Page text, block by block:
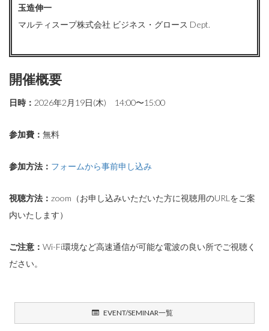
玉造伸一
マルティスープ株式会社 ビジネス・グロース Dept.
開催概要
日時： 2026年2月19日(木) 14:00〜15:00
参加費： 無料
参加方法： フォームから事前申し込み
視聴方法： zoom（お申し込みいただいた方に視聴用のURLをご案
内いたします）
ご注意： Wi-Fi環境など高速通信が可能な電波の良い所でご視聴く
ださい。
EVENT/SEMINAR一覧